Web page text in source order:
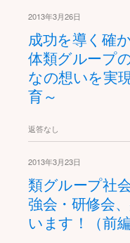
2013年3月26日
成功を導く確
体類グループ
なの想いを実
育～
返答なし
2013年3月23日
類グループ社
強会・研修会
います！（前編